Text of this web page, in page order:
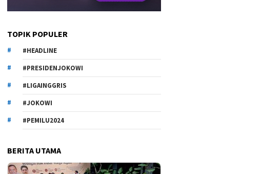
TOPIK POPULER
#HEADLINE
#PRESIDENJOKOWI
#LIGAINGGRIS
#JOKOWI
#PEMILU2024
BERITA UTAMA